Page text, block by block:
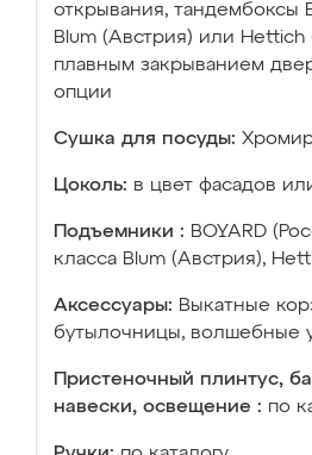
открывания, тандембоксы
Blum (Австрия) или Hettich
плавным закрыванием
опции
Сушка для посуды:
Цоколь: в цвет фасадов
Подъемники : BOYARD
класса Blum (Австрия),
Аксессуары: Выкатные
бутылочницы, волшебные
Пристеночный плинтус,
навески, освещение : по